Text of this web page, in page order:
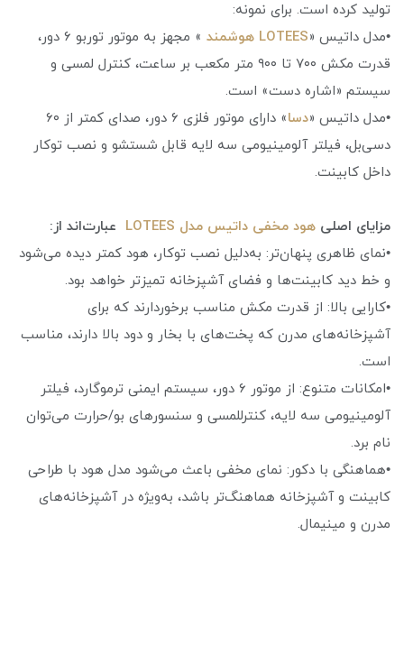
تولید کرده است. برای نمونه:
•مدل ‎داتیس «
LOTEES هوشمند
» مجهز به موتور توربو ۶ دور،
قدرت مکش ۷۰۰ تا ۹۰۰ متر مکعب بر ساعت، کنترل لمسی و
سیستم «اشاره دست» است.
•مدل ‎داتیس «
دسا
» دارای موتور فلزی ۶ دور، صدای کمتر از ۶۰
دسی‌بل، فیلتر آلومینیومی سه لایه قابل شستشو و نصب توکار
داخل کابینت.
مزایای اصلی هود مخفی داتیس مدل LOTEES
عبارت‌اند از:
•نمای ظاهری پنهان‌تر: به‌دلیل نصب توکار، هود کمتر دیده می‌شود
و خط دید کابینت‌ها و فضای آشپزخانه تمیزتر خواهد بود.
•کارایی بالا: از قدرت مکش مناسب برخوردارند که برای
آشپزخانه‌های مدرن که پخت‌های با بخار و دود بالا دارند، مناسب
است.
•امکانات متنوع: از موتور ۶ دور، سیستم ایمنی ترموگارد، فیلتر
آلومینیومی سه لایه، کنترللمسی و سنسورهای بو/حرارت می‌توان
نام برد.
•هماهنگی با دکور: نمای مخفی باعث می‌شود مدل هود با طراحی
کابینت و آشپزخانه هماهنگ‌تر باشد، به‌ویژه در آشپزخانه‌های
مدرن و مینیمال.